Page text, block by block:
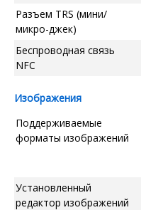
Разъем TRS (мини/
микро-джек)
Беспроводная связь
NFC
Изображения
Поддерживаемые
форматы изображений
Установленный
редактор изображений